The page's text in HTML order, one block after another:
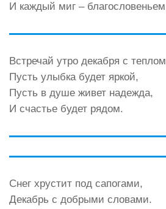
И каждый миг –
Встречай утро декабря с
Пусть улыбка будет яркой,
Пусть в душе живет надежда,
И счастье будет рядом.
Снег хрустит под сапогами,
Декабрь с добрыми словами.